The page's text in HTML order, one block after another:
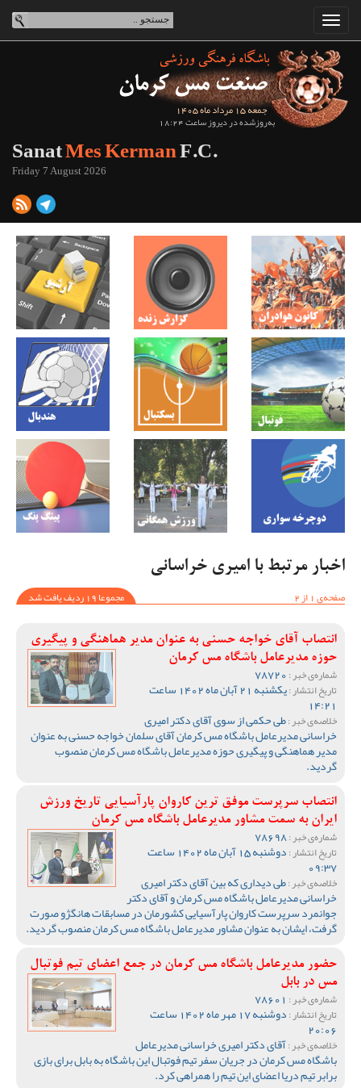
جمعه 15 مرداد ماه 1405
به‌روزشده در دیروز ساعت 18:24
SanatMes KermanF.C.
Friday 7 August 2026
اخبار مرتبط با امیری خراسانی
صفحه‌ی 1 از 2
مجموعا 19 ردیف یافت شد
انتصاب آقای خواجه حسنی به عنوان مدیر هماهنگی و پیگیری
حوزه مدیرعامل باشگاه مس کرمان
شماره‌ی خبر :
تاریخ انتشار : یکشنبه 21 آبان ماه 1402 ساعت
14:21
خلاصه‌ی خبر :طی حکمی از سوی آقای دکتر امیری
خراسانی مدیرعامل باشگاه مس کرمان آقای سلمان خواجه حسنی به عنوان
مدیر هماهنگی و پیگیری حوزه مدیرعامل باشگاه مس کرمان منصوب
گردید.
انتصاب سرپرست موفق ترین کاروان پارآسیایی تاریخ ورزش
ایران به سمت مشاور مدیرعامل باشگاه مس کرمان
شماره‌ی خبر :
تاریخ انتشار : دوشنبه 15 آبان ماه 1402 ساعت
09:37
خلاصه‌ی خبر :طی دیداری که بین آقای دکتر امیری
خراسانی مدیرعامل باشگاه مس کرمان و آقای دکتر
جوانمرد سرپرست کاروان پارآسیایی کشورمان در مسابقات هانگژو صورت
گرفت، ایشان به عنوان مشاور مدیرعامل باشگاه مس کرمان منصوب گردید.
حضور مدیرعامل باشگاه مس کرمان در جمع اعضای تیم فوتبال
مس در بابل
شماره‌ی خبر :
تاریخ انتشار : دوشنبه 17 مهر ماه 1402 ساعت
20:06
خلاصه‌ی خبر :آقای دکتر امیری خراسانی مدیرعامل
باشگاه مس کرمان در جریان سفر تیم فوتبال این باشگاه به بابل برای بازی
برابر تیم دریا اعضای این تیم را همراهی کرد.